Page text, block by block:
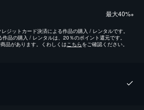
最⼤40%※
ジットカード決済による作品の購入 / レンタルです。
品の購入 / レンタルは、20％のポイント還元です。
品があります。くわしくは こちらをご確認ください。